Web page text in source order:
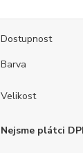
Dostupnost
Barva
Velikost
Nejsme plátci